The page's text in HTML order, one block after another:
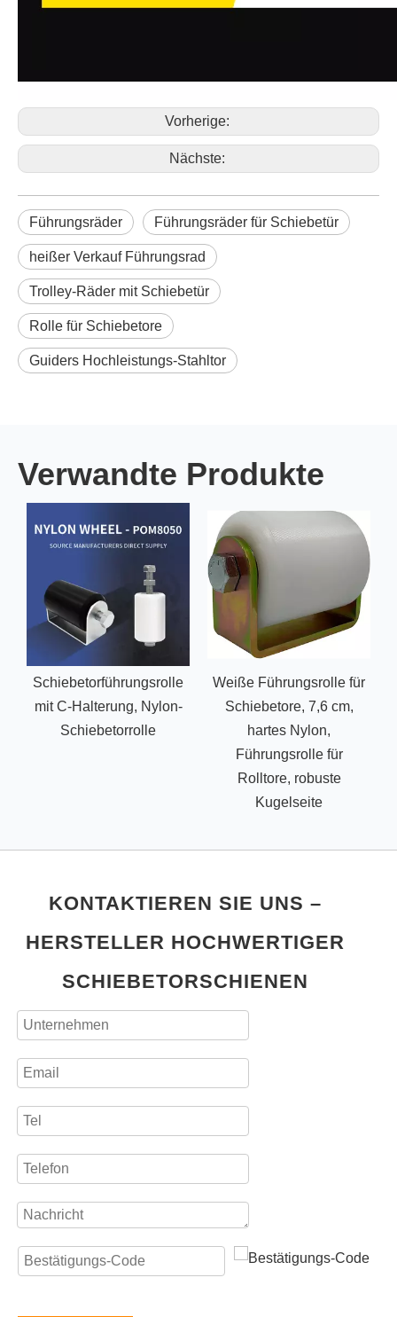
Vorherige:
Nächste:
Führungsräder Führungsräder für Schiebetür
heißer Verkauf Führungsrad
Trolley-Räder mit Schiebetür
Rolle für Schiebetore
Guiders Hochleistungs-Stahltor
Verwandte Produkte
Schiebetorführungsrolle
mit C-Halterung, Nylon-
Schiebetorrolle
Weiße Führungsrolle für
Schiebetore, 7,6 cm,
hartes Nylon,
Führungsrolle für
Rolltore, robuste
Kugelseite
KONTAKTIEREN SIE UNS –
HERSTELLER HOCHWERTIGER
SCHIEBETORSCHIENEN